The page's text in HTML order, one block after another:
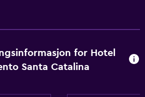
for Hotel
Santa Catalina